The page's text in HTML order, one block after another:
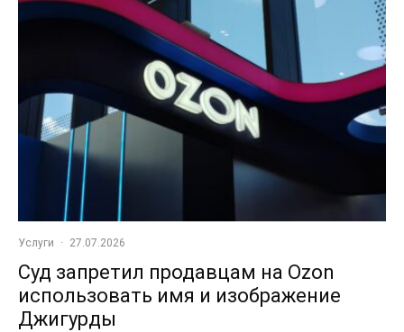
Услуги · 27.07.2026
Суд запретил продавцам на Ozon
использовать имя и изображение
Джигурды